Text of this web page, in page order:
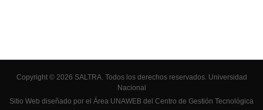
Copyright © 2026 SALTRA. Todos los derechos reservados. Universidad
Nacional
Sitio Web diseñado por el Área UNAWEB del Centro de Gestión Tecnológica